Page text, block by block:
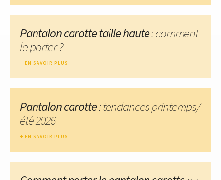
Pantalon carotte taille haute: comment
le porter ?
EN SAVOIR PLUS
Pantalon carotte: tendances printemps/
été 2026
EN SAVOIR PLUS